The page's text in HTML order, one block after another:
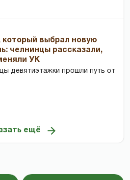
который выбрал новую
челнинцы рассказали,
УК
девятиэтажки прошли путь от
ещё